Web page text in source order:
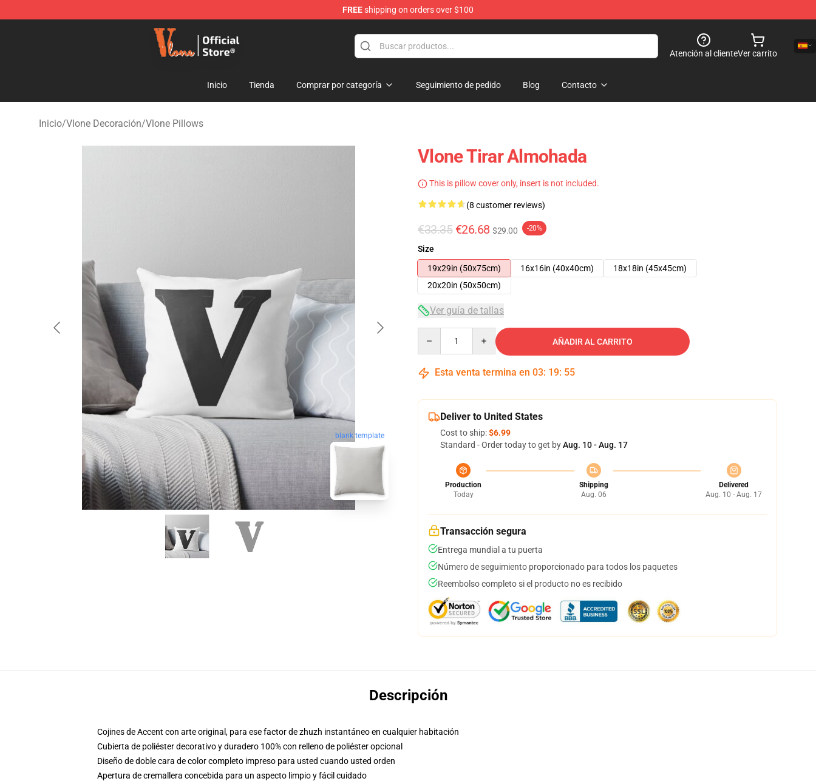
FREEshipping on orders over $100
Vlone Shop - Official Vlone Merchandise Store
Atención al clienteVer carrito
Inicio Tienda Comprar por categoría Seguimiento de pedido Blog Contacto
Inicio/Vlone Decoración/Vlone Pillows
blank template
Vlone Tirar Almohada
This is pillow cover only, insert is not included.
(8 customer reviews)
€33.35 €26.68 $29.00 -20%
Size
19x29in (50x75cm)
16x16in (40x40cm)
18x18in (45x45cm)
20x20in (50x50cm)
Ver guía de tallas
AÑADIR AL CARRITO
Esta venta termina en 03: 19: 54
Deliver to United States
Cost to ship:$6.99
Standard - Order today to get byAug. 10 - Aug. 17
Production
Today
Shipping
Aug. 06
Delivered
Aug. 10 - Aug. 17
Transacción segura
Entrega mundial a tu puerta
Número de seguimiento proporcionado para todos los paquetes
Reembolso completo si el producto no es recibido
Descripción
Cojines de Accent con arte original, para ese factor de zhuzh instantáneo en cualquier habitación
Cubierta de poliéster decorativo y duradero 100% con relleno de poliéster opcional
Diseño de doble cara de color completo impreso para usted cuando usted orden
Apertura de cremallera concebida para un aspecto limpio y fácil cuidado